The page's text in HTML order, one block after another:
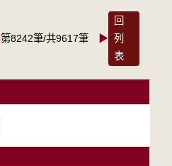
第8242筆/共9617筆 ▶
回
列
表